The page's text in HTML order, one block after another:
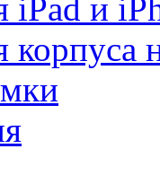
iPad и
корпуса